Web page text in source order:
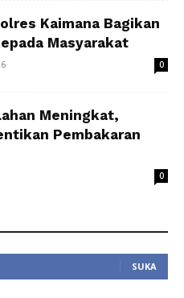
Kaimana Bagikan
Masyarakat
0
Meningkat,
Pembakaran
0
SUKA